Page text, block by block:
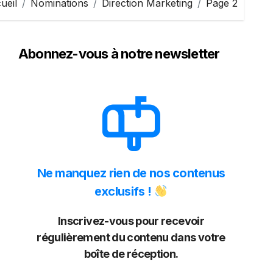
Nominations Direction Marketing Page 2
Abonnez-vous à notre newsletter
Ne manquez rien de nos contenus
exclusifs !
Inscrivez-vous pour recevoir
régulièrement du contenu dans votre
boîte de réception.